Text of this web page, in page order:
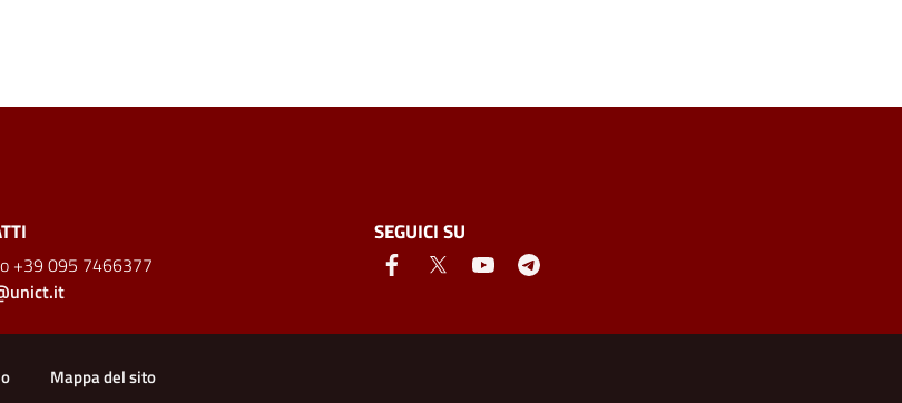
+39 095 7466377
SEGUICI SU
Mappa del sito